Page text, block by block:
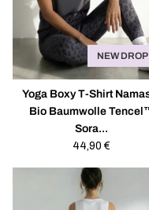
NEW DROP
Yoga Boxy T-Shirt
Bio Baumwolle
Sora...
Regulärer
44,90 €